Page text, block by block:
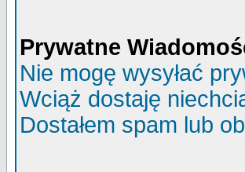
Prywatne
Nie mogę wysyłać
Wciąż dostaję
Dostałem spam lub